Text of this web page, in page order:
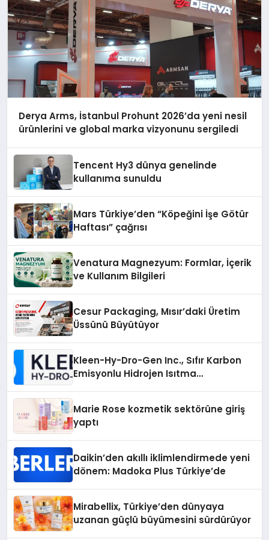
Derya Arms, İstanbul Prohunt 2026’da yeni nesil
ürünlerini ve global marka vizyonunu sergiledi
Tencent Hy3 dünya genelinde
kullanıma sunuldu
Mars Türkiye’den “Köpeğini İşe Götür
Haftası” çağrısı
Venatura Magnezyum: Formlar, İçerik
ve Kullanım Bilgileri
Cesur Packaging, Mısır’daki Üretim
Üssünü Büyütüyor
Kleen-Hy-Dro-Gen Inc., Sıfır Karbon
Emisyonlu Hidrojen Isıtma
Marie Rose kozmetik sektörüne giriş
yaptı
Daikin’den akıllı iklimlendirmede yeni
dönem: Madoka Plus Türkiye’de
Mirabellix, Türkiye’den dünyaya
uzanan güçlü büyümesini sürdürüyor